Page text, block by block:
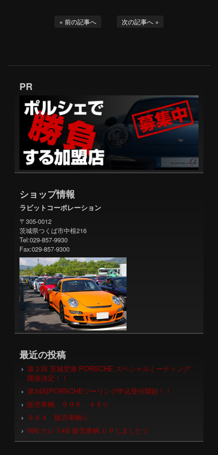
« 前の記事へ 次の記事へ »
PR
ショップ情報
ラビットコーポレーション
〒305-0012
茨城県つくば市中根216
Tel:029-857-9930
Fax:029-857-9300
最近の投稿
第２回 茨城空港 PORSCHE スペシャルミーティング
開催決定！！
第34回PORSCHEツーリング申込受付開始！！
販売車輌 ９９６ ４Ｓ☆
９６４ 販売車輌☆
996 カレラ4S 販売車輌 ＵＰしました☆